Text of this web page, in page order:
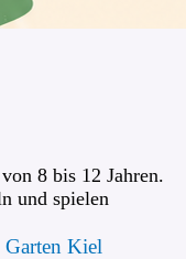
8 bis 12 Jahren.
und spielen
Kiel